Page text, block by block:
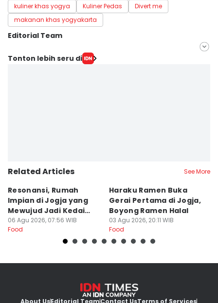
kuliner khas yogya Kuliner Pedas
Divert me
makanan khas yogyakarta
Editorial Team
Editor
Tonton lebih seru di
Related Articles See More
Resonansi, Rumah
Impian di Jogja yang
Mewujud Jadi Kedai
Ramen dan Burger
06 Agu 2026, 07:56 WIB
Food
Haraku Ramen Buka
Gerai Pertama di Jogja,
Boyong Ramen Halal
03 Agu 2026, 20:11 WIB
Food
About UsEditorial TeamContact UsTerms of Services